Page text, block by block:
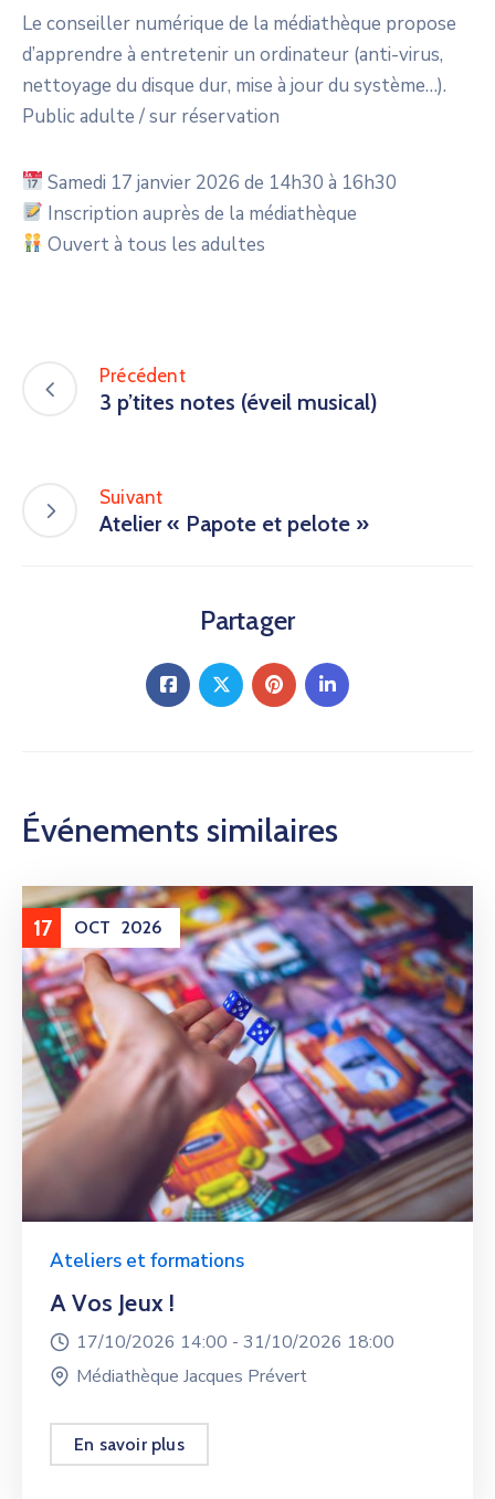
Le conseiller numérique de la médiathèque propose
d’apprendre à entretenir un ordinateur (anti-virus,
nettoyage du disque dur, mise à jour du système…).
Public adulte / sur réservation
Samedi 17 janvier 2026 de 14h30 à 16h30
Inscription auprès de la médiathèque
Ouvert à tous les adultes
Précédent
3 p’tites notes (éveil musical)
Suivant
Atelier « Papote et pelote »
Partager
Événements similaires
17 OCT 2026
Ateliers et formations
A Vos Jeux !
17/10/2026 14:00 - 31/10/2026 18:00
Médiathèque Jacques Prévert
En savoir plus